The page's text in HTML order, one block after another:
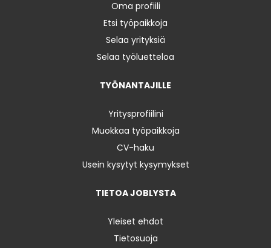
Oma profiili
Etsi työpaikkoja
Selaa yrityksiä
Selaa työluetteloa
TYÖNANTAJILLE
Yritysprofiilini
Muokkaa työpaikkoja
CV-haku
Usein kysytyt kysymykset
TIETOA JOBLYSTA
Yleiset ehdot
Tietosuoja